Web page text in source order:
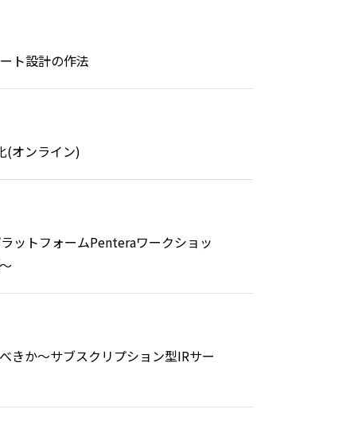
ト設計の作法
(オンライン)
ットフォームPenteraワークショッ
きか～サブスクリプション型IRサー